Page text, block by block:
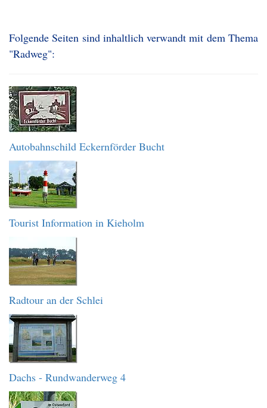
Folgende Seiten sind inhaltlich verwandt mit dem Thema
"Radweg":
Autobahnschild Eckernförder Bucht
Tourist Information in Kieholm
Radtour an der Schlei
Dachs - Rundwanderweg 4